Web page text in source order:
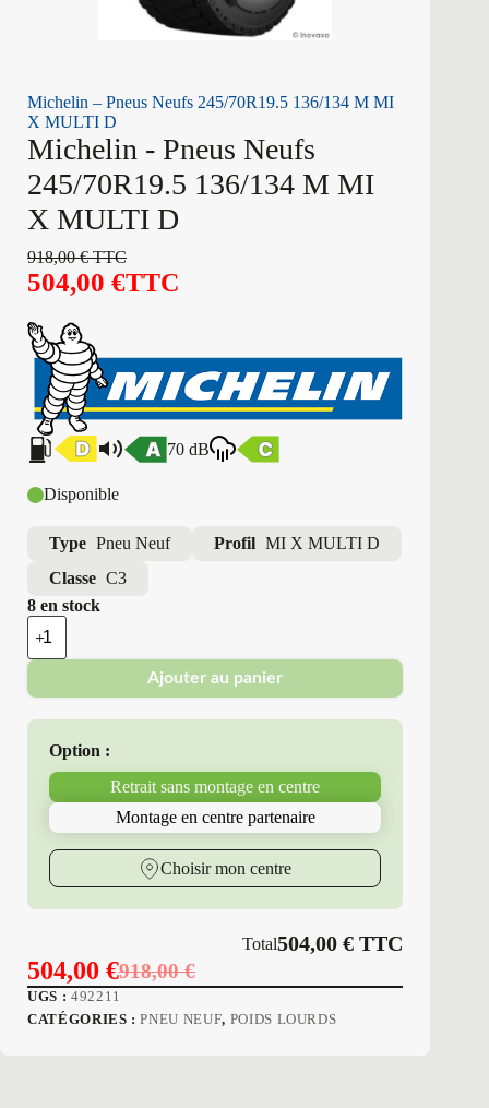
Michelin – Pneus Neufs 245/70R19.5 136/134 M MI
X MULTI D
Michelin - Pneus Neufs
245/70R19.5 136/134 M MI
X MULTI D
918,00€TTC
504,00 €TTC
70 dB
Disponible
Type Pneu Neuf Profil MI X MULTI D
Classe C3
8 en stock
quantité
de
Michelin
Pneus
Neufs
136/134
MULTI
Ajouter au panier
Option :
Retrait sans montage en centre
Montage en centre partenaire
Choisir mon centre
Total504,00€ TTC
918,00€
Le
prix
504,00 €
Le
prix
UGS : 492211
CATÉGORIES :PNEU NEUF, POIDS LOURDS